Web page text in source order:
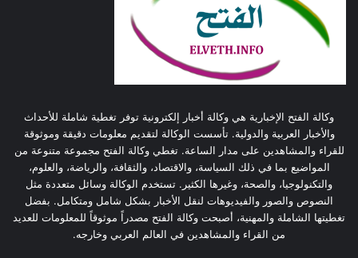
وكالة الفتح الإخبارية هي وكالة أخبار إلكترونية توفر تغطية شاملة للأحداث
والأخبار العربية والدولية. تأسست الوكالة لتقديم معلومات دقيقة وموثوقة
للقراء والمشاهدين على مدار الساعة. تغطي وكالة الفتح مجموعة متنوعة من
المواضيع بما في ذلك السياسة، والاقتصاد، والثقافة، والرياضة، والعلوم،
والتكنولوجيا، والصحة، وغيرها الكثير. تستخدم الوكالة وسائل متعددة مثل
النصوص والصور والفيديوهات لنقل الأخبار بشكل شامل ومتكامل. بفضل
تغطيتها الشاملة والمهنية، أصبحت وكالة الفتح مصدراً موثوقاً للمعلومات للعديد
من القراء والمشاهدين في العالم العربي وخارجه.